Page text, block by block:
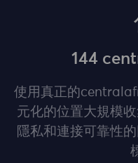
144
使用真正的
元化的位置大規模
隱私和連接可靠性